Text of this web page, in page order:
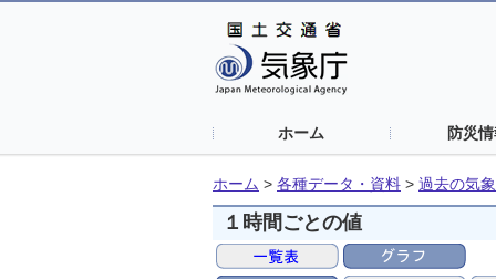
ホーム 防災
ホーム > 各種データ・資料 > 過去の気
１時間ごとの値